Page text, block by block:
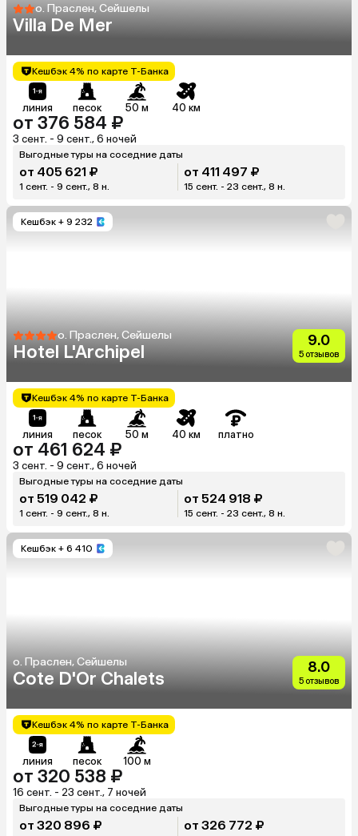
о. Праслен, Сейшелы
Villa De Mer
Кешбэк 4% по карте Т-Банка
линия песок 50 м 40 км
от 376 584 ₽
3 сент. - 9 сент., 6 ночей
Выгодные туры на соседние даты
от 405 621 ₽
1 сент. - 9 сент., 8 н.
от 411 497 ₽
15 сент. - 23 сент., 8 н.
Кешбэк + 9 232
о. Праслен, Сейшелы
Hotel L'Archipel
9.0
5 отзывов
Кешбэк 4% по карте Т-Банка
линия песок 50 м 40 км платно
от 461 624 ₽
3 сент. - 9 сент., 6 ночей
Выгодные туры на соседние даты
от 519 042 ₽
1 сент. - 9 сент., 8 н.
от 524 918 ₽
15 сент. - 23 сент., 8 н.
Кешбэк + 6 410
о. Праслен, Сейшелы
Cote D'Or Chalets
8.0
5 отзывов
Кешбэк 4% по карте Т-Банка
линия песок 100 м
от 320 538 ₽
16 сент. - 23 сент., 7 ночей
Выгодные туры на соседние даты
от 320 896 ₽ от 326 772 ₽